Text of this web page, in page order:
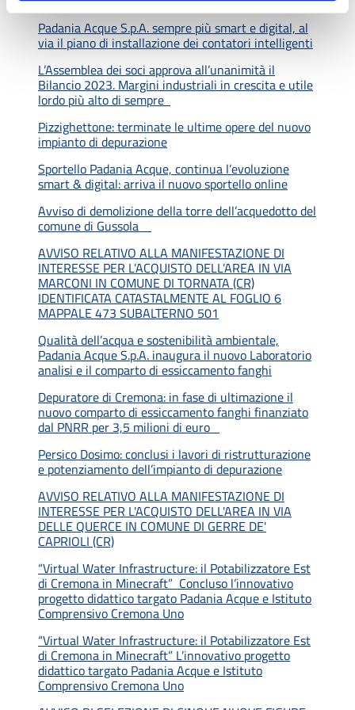
Padania Acque S.p.A. sempre più smart e digital, al
via il piano di installazione dei contatori intelligenti
L’Assemblea dei soci approva all’unanimità il
Bilancio 2023. Margini industriali in crescita e utile
lordo più alto di sempre
Pizzighettone: terminate le ultime opere del nuovo
impianto di depurazione
Sportello Padania Acque, continua l’evoluzione
smart & digital: arriva il nuovo sportello online
Avviso di demolizione della torre dell’acquedotto del
comune di Gussola
AVVISO RELATIVO ALLA MANIFESTAZIONE DI
INTERESSE PER L’ACQUISTO DELL’AREA IN VIA
MARCONI IN COMUNE DI TORNATA (CR)
IDENTIFICATA CATASTALMENTE AL FOGLIO 6
MAPPALE 473 SUBALTERNO 501
Qualità dell’acqua e sostenibilità ambientale,
Padania Acque S.p.A. inaugura il nuovo Laboratorio
analisi e il comparto di essiccamento fanghi
Depuratore di Cremona: in fase di ultimazione il
nuovo comparto di essiccamento fanghi finanziato
dal PNRR per 3,5 milioni di euro
Persico Dosimo: conclusi i lavori di ristrutturazione
e potenziamento dell’impianto di depurazione
AVVISO RELATIVO ALLA MANIFESTAZIONE DI
INTERESSE PER L'ACQUISTO DELL'AREA IN VIA
DELLE QUERCE IN COMUNE DI GERRE DE'
CAPRIOLI (CR)
“Virtual Water Infrastructure: il Potabilizzatore Est
di Cremona in Minecraft” Concluso l’innovativo
progetto didattico targato Padania Acque e Istituto
Comprensivo Cremona Uno
“Virtual Water Infrastructure: il Potabilizzatore Est
di Cremona in Minecraft” L’innovativo progetto
didattico targato Padania Acque e Istituto
Comprensivo Cremona Uno